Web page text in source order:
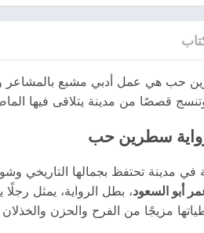
حب هي عمل أدبي مشبع بالمشاعر
قصصًا من مدينة يتلاقى فيها
سطرين حب
في مدينة تحتفظ بجمالها
أبو السعود، بطل الرواية، يمثل رجلًا
مزيجًا من الفرح والحزن